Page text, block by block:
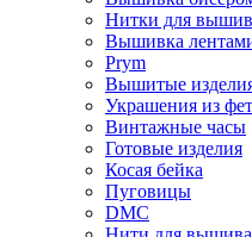
Нитки для
Вышивка
Prym
Вышитые
Украшения из
Винтажные часы
Готовые изделия
Косая бейка
Пуговицы
DMC